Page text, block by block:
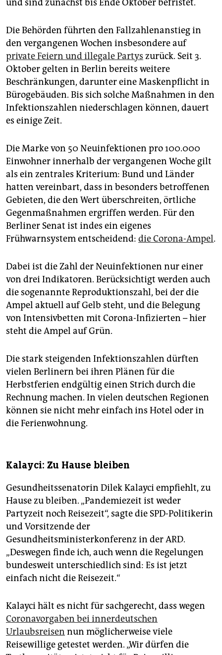
und sind zunächst bis Ende Oktober befristet.
Die Behörden führten den Fallzahlenanstieg in
den vergangenen Wochen insbesondere auf
private Feiern und illegale Partys zurück. Seit 3.
Oktober gelten in Berlin bereits weitere
Beschränkungen, darunter eine Maskenpflicht in
Bürogebäuden. Bis sich solche Maßnahmen in den
Infektionszahlen niederschlagen können, dauert
es einige Zeit.
Die Marke von 50 Neuinfektionen pro 100.000
Einwohner innerhalb der vergangenen Woche gilt
als ein zentrales Kriterium: Bund und Länder
hatten vereinbart, dass in besonders betroffenen
Gebieten, die den Wert überschreiten, örtliche
Gegenmaßnahmen ergriffen werden. Für den
Berliner Senat ist indes ein eigenes
Frühwarnsystem entscheidend: die Corona-Ampel.
Dabei ist die Zahl der Neuinfektionen nur einer
von drei Indikatoren. Berücksichtigt werden auch
die sogenannte Reproduktionszahl, bei der die
Ampel aktuell auf Gelb steht, und die Belegung
von Intensivbetten mit Corona-Infizierten – hier
steht die Ampel auf Grün.
Die stark steigenden Infektionszahlen dürften
vielen Berlinern bei ihren Plänen für die
Herbstferien endgültig einen Strich durch die
Rechnung machen. In vielen deutschen Regionen
können sie nicht mehr einfach ins Hotel oder in
die Ferienwohnung.
Kalayci: Zu Hause bleiben
Gesundheitssenatorin Dilek Kalayci empfiehlt, zu
Hause zu bleiben. „Pandemiezeit ist weder
Partyzeit noch Reisezeit“, sagte die SPD-Politikerin
und Vorsitzende der
Gesundheitsministerkonferenz in der ARD.
„Deswegen finde ich, auch wenn die Regelungen
bundesweit unterschiedlich sind: Es ist jetzt
einfach nicht die Reisezeit.“
Kalayci hält es nicht für sachgerecht, dass wegen
Coronavorgaben bei innerdeutschen
Urlaubsreisen nun möglicherweise viele
Reisewillige getestet werden. „Wir dürfen die